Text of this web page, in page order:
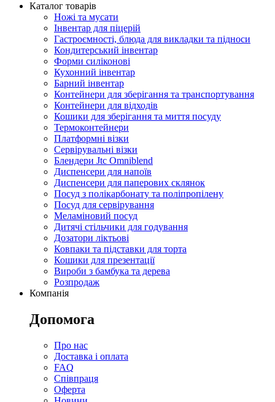
Каталог товарів
Ножі та мусати
Інвентар для піцерій
Гастроємності, блюда для викладки та підноси
Кондитерський інвентар
Форми силіконові
Кухонний інвентар
Барний інвентар
Контейнери для зберігання та транспортування
Контейнери для відходів
Кошики для зберігання та миття посуду
Термоконтейнери
Платформні візки
Сервірувальні візки
Блендери Jtc Omniblend
Диспенсери для напоїв
Диспенсери для паперових склянок
Посуд з полікарбонату та поліпропілену
Посуд для сервірування
Меламіновий посуд
Дитячі стільчики для годування
Дозатори ліктьові
Ковпаки та підставки для торта
Кошики для презентації
Вироби з бамбука та дерева
Розпродаж
Компанія
Допомога
Про нас
Доставка і оплата
FAQ
Співпраця
Оферта